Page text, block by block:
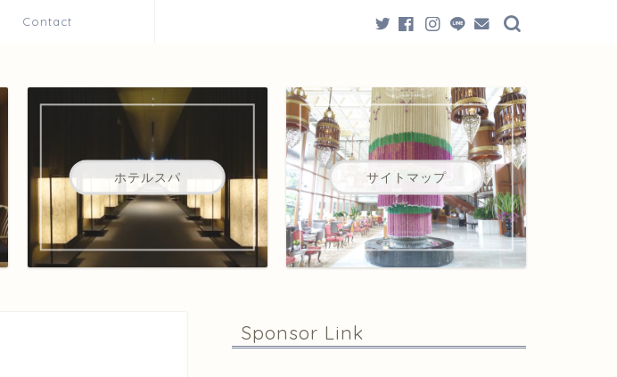
Contact
ホテルスパ サイトマップ
Sponsor Link